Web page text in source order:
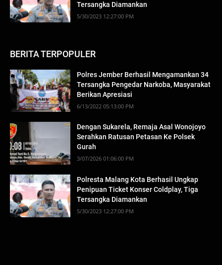
Tersangka Diamankan
5/30/2023 12:27:00 PM
BERITA TERPOPULER
Polres Jember Berhasil Mengamankan 34
Tersangka Pengedar Narkoba, Masyarakat
Berikan Apresiasi
6/13/2022 05:13:00 PM
Dengan Sukarela, Remaja Asal Wonojoyo
Serahkan Ratusan Petasan Ke Polsek
Gurah
3/07/2026 01:06:00 PM
Polresta Malang Kota Berhasil Ungkap
Penipuan Ticket Konser Coldplay, Tiga
Tersangka Diamankan
5/30/2023 12:27:00 PM